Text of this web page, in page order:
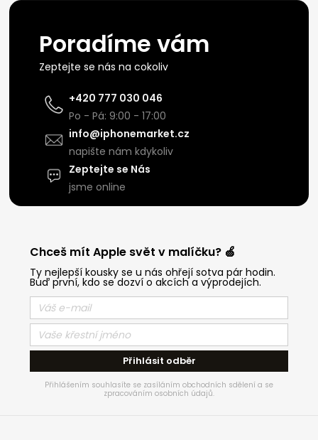
Poradíme vám
Zeptejte se nás na cokoliv
+420 777 030 046
Po - Pá: 9:00 - 17:00
info@iphonemarket.cz
napište nám kdykoliv
Zeptejte se Nás
jsme online
Chceš mít Apple svět v malíčku? 🍏
Ty nejlepší kousky se u nás ohřejí sotva pár hodin.
Buď první, kdo se dozví o akcích a výprodejích.
Přihlásit odběr
Přihlášením souhlasíte se zasíláním obchodních sdělení a se
zpracováním osobních údajů.